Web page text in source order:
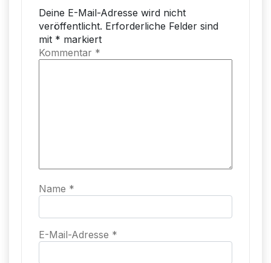
Deine E-Mail-Adresse wird nicht
veröffentlicht. Erforderliche Felder sind
mit * markiert
Kommentar *
Name *
E-Mail-Adresse *